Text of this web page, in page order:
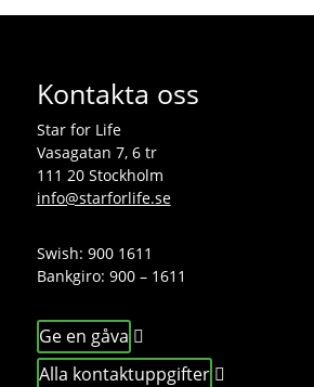
Kontakta oss
Star for Life
Vasagatan 7, 6 tr
111 20 Stockholm
info@starforlife.se
Swish: 900 1611
Bankgiro: 900 – 1611
Ge en gåva
Alla kontaktuppgifter